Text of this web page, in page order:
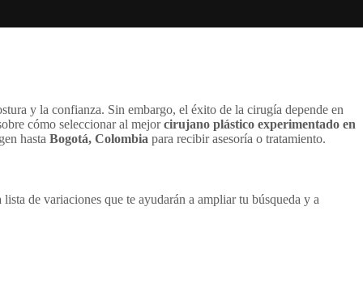
y la confianza. Sin embargo, el éxito de la cirugía depende en
cómo seleccionar al mejorcirujano plástico experimentado en
hasta Bogotá, Colombia para recibir asesoría o tratamiento.
de variaciones que te ayudarán a ampliar tu búsqueda y a